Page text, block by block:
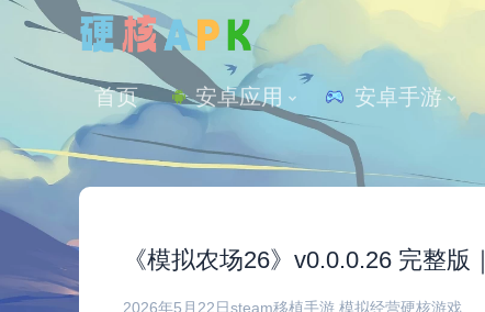
首页 安卓应用 安卓手游
《模拟农场26》v0.0.0.26 完整
2026年5月22日steam移植手游 模拟经营硬核游戏